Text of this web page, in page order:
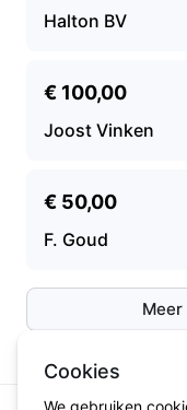
Halton BV
€ 100,00
Joost Vinken
€ 50,00
F. Goud
Cookies
We gebruiken